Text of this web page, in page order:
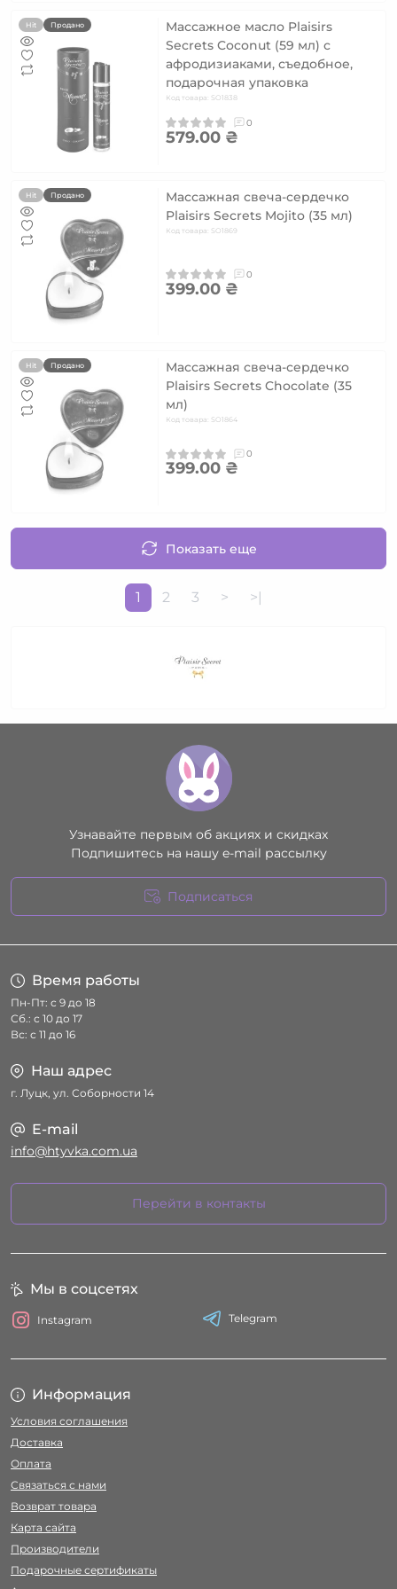
Hit Продано
Массажное масло Plaisirs
Secrets Coconut (59 мл) с
афродизиаками, съедобное,
подарочная упаковка
Код товара: SO1838
0
579.00 ₴
Hit Продано
Массажная свеча-сердечко
Plaisirs Secrets Mojito (35 мл)
Код товара: SO1869
0
399.00 ₴
Hit Продано
Массажная свеча-сердечко
Plaisirs Secrets Chocolate (35
мл)
Код товара: SO1864
0
399.00 ₴
Показать еще
1 2 3 > >|
Узнавайте первым об акциях и скидках
Подпишитесь на нашу e-mail рассылку
Подписаться
Время работы
Пн-Пт: с 9 до 18
Сб.: с 10 до 17
Вс: с 11 до 16
Наш адрес
г. Луцк, ул. Соборности 14
E-mail
info@htyvka.com.ua
Перейти в контакты
Информация
Условия соглашения
Доставка
Оплата
Связаться с нами
Возврат товара
Карта сайта
Производители
Подарочные сертификаты
Мы в соцсетях
Instagram Telegram